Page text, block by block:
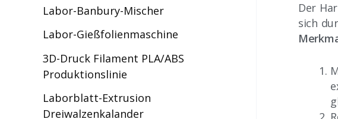
Labor-Banbury-Mischer
Labor-Gießfolienmaschine
3D-Druck Filament PLA/ABS
Produktionslinie
Laborblatt-Extrusion
Dreiwalzenkalander
Der
sich